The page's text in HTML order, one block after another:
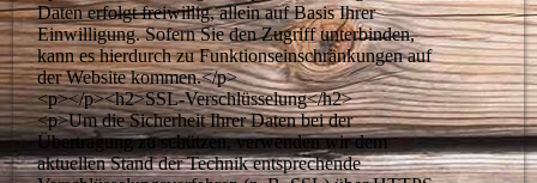
Daten erfolgt freiwillig, allein auf Basis Ihrer
Einwilligung. Sofern Sie den Zugriff unterbinden,
kann es hierdurch zu Funktionseinschränkungen auf
der Website kommen.</p>
<p></p><h2>SSL-Verschlüsselung</h2>
<p>Um die Sicherheit Ihrer Daten bei der
Übertragung zu schützen, verwenden wir dem
aktuellen Stand der Technik entsprechende